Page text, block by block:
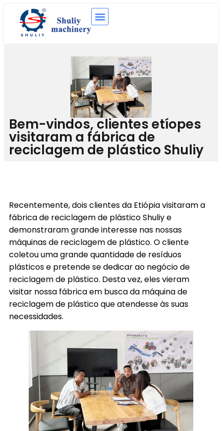
Bem-vindos, clientes etíopes
visitaram a fábrica de
reciclagem de plástico Shuliy
Recentemente, dois clientes da Etiópia visitaram a
fábrica de reciclagem de plástico Shuliy e
demonstraram grande interesse nas nossas
máquinas de reciclagem de plástico. O cliente
coletou uma grande quantidade de resíduos
plásticos e pretende se dedicar ao negócio de
reciclagem de plástico. Desta vez, eles vieram
visitar nossa fábrica em busca da máquina de
reciclagem de plástico que atendesse às suas
necessidades.